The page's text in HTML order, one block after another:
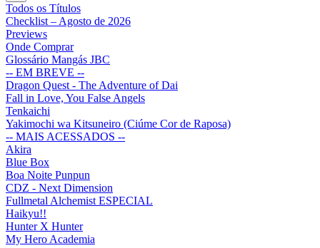
Todos os Títulos
Checklist – Agosto de 2026
Previews
Onde Comprar
Glossário Mangás JBC
-- EM BREVE --
Dragon Quest - The Adventure of Dai
Fall in Love, You False Angels
Tenkaichi
Yakimochi wa Kitsuneiro (Ciúme Cor de Raposa)
-- MAIS ACESSADOS --
Akira
Blue Box
Boa Noite Punpun
CDZ - Next Dimension
Fullmetal Alchemist ESPECIAL
Haikyu!!
Hunter X Hunter
My Hero Academia